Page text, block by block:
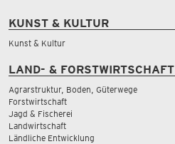
KUNST & KULTUR
Kunst & Kultur
LAND- & FORSTWIRTSCHAFT
Agrarstruktur, Boden, Güterwege
Forstwirtschaft
Jagd & Fischerei
Landwirtschaft
Ländliche Entwicklung